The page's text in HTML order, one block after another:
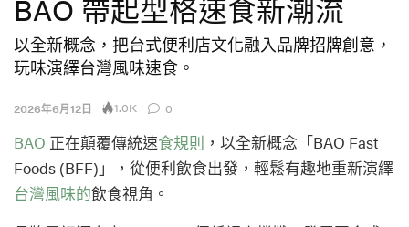
BAO 帶起型格速食新潮流
以全新概念，把台式便利店文化融入品牌招牌創意，
玩味演繹台灣風味速食。
2026年6月12日 1.0K 0
BAO 正在顛覆傳統速食規則 ，以全新概念「BAO Fast
Foods (BFF)」，從便利飲食出發，輕鬆有趣地重新演繹
台灣風味的飲食視角。